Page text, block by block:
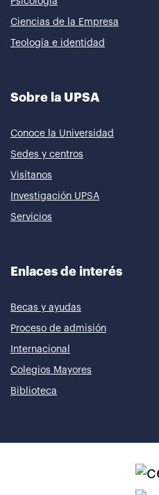
Ciencias de la Empresa
Teología e identidad
Sobre la UPSA
Conoce la Universidad
Sedes y centros
Visítanos
Investigación UPSA
Servicios
Enlaces de interés
Becas y ayudas
Proceso de admisión
Internacional
Colegios Mayores
Biblioteca